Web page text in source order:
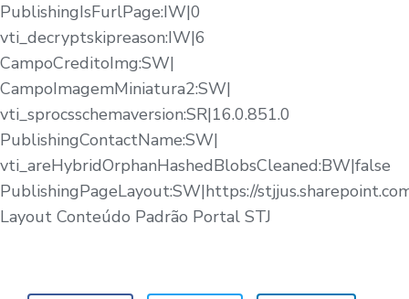
PublishingIsFurlPage:IW|0
vti_decryptskipreason:IW|6
CampoCreditoImg:SW|
CampoImagemMiniatura2:SW|
vti_sprocsschemaversion:SR|16.0.851.0
PublishingContactName:SW|
vti_areHybridOrphanHashedBlobsCleaned:BW|false
PublishingPageLayout:SW|https://
Layout Conteúdo Padrão Portal STJ